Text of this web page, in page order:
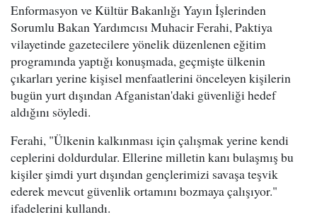
Enformasyon ve Kültür Bakanlığı Yayın İşlerinden
Sorumlu Bakan Yardımcısı Muhacir Ferahi, Paktiya
vilayetinde gazetecilere yönelik düzenlenen eğitim
programında yaptığı konuşmada, geçmişte ülkenin
çıkarları yerine kişisel menfaatlerini önceleyen kişilerin
bugün yurt dışından Afganistan'daki güvenliği hedef
aldığını söyledi.
Ferahi, "Ülkenin kalkınması için çalışmak yerine kendi
ceplerini doldurdular. Ellerine milletin kanı bulaşmış bu
kişiler şimdi yurt dışından gençlerimizi savaşa teşvik
ederek mevcut güvenlik ortamını bozmaya çalışıyor."
ifadelerini kullandı.